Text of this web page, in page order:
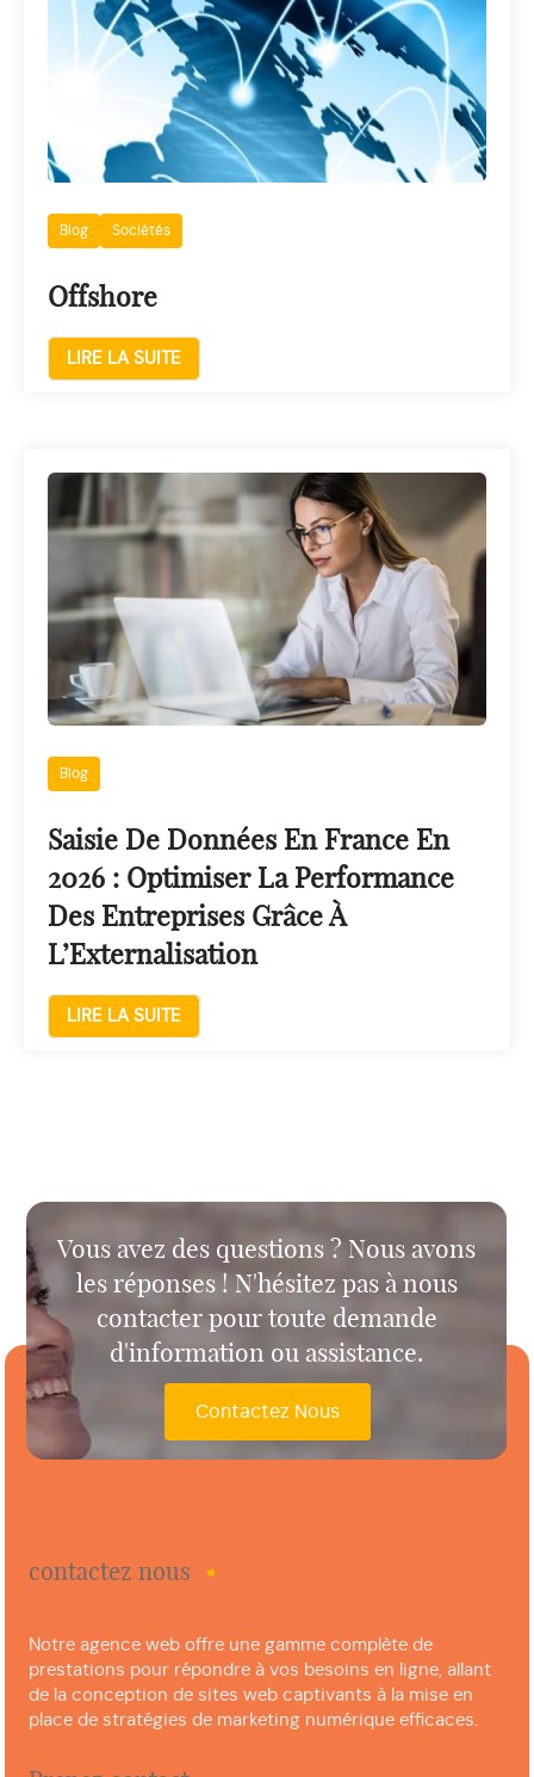
Blog Sociétés
Offshore
LIRE LA SUITE
Blog
Saisie De Données En France En
2026 : Optimiser La Performance
Des Entreprises Grâce À
L’Externalisation
LIRE LA SUITE
Vous avez des questions ? Nous avons
les réponses ! N'hésitez pas à nous
contacter pour toute demande
d'information ou assistance.
Contactez Nous
contactez nous
Notre agence web offre une gamme complète de
prestations pour répondre à vos besoins en ligne, allant
de la conception de sites web captivants à la mise en
place de stratégies de marketing numérique efficaces.